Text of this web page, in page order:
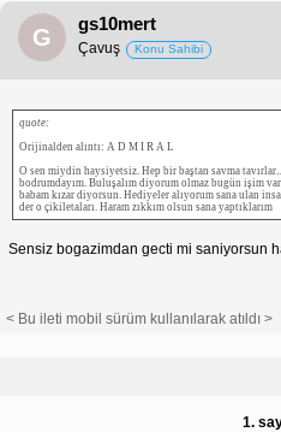
G
gs10mert
Çavuş Konu Sahibi
quote:
Orijinalden alıntı: A D M I R A L
O sen miydin haysiyetsiz. Hep bir baştan savma
bodrumdayım. Buluşalım diyorum olmaz bugün işim
babam kızar diyorsun. Hediyeler alıyorum sana ulan
der o çikiletaları. Haram zıkkım olsun sana yaptıklarım
Sensiz bogazimdan gecti mi saniyorsun
< Bu ileti mobil sürüm kullanılarak atıldı >
1.